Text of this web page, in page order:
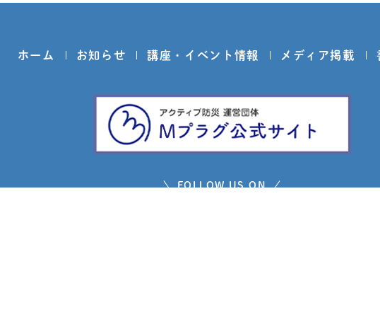
ホーム お知らせ 講座・イベント情報 メディア掲載
FOLLOW US ON